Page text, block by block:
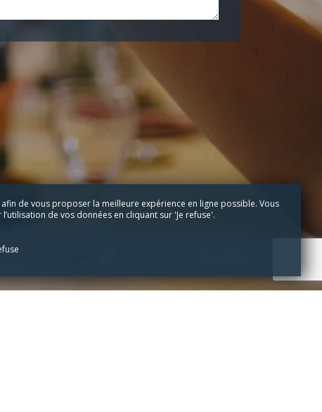
consentez à fournir ces informations à notre établissement.
de modification, de rectification et de suppression de vos
du droit de vous inscrire sur la liste d'opposition au
exercer, merci de nous contacter.
de vous proposer la meilleure expérience en ligne possible. Vous
de vos données en cliquant sur 'Je refuse'.